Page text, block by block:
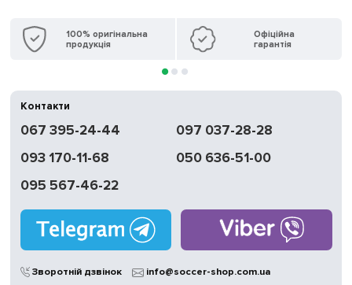
100% оригінальна
продукція
Офіційна
гарантія
Контакти
067 395-24-44
097 037-28-28
093 170-11-68
050 636-51-00
095 567-46-22
Зворотній дзвінок
info@soccer-shop.com.ua